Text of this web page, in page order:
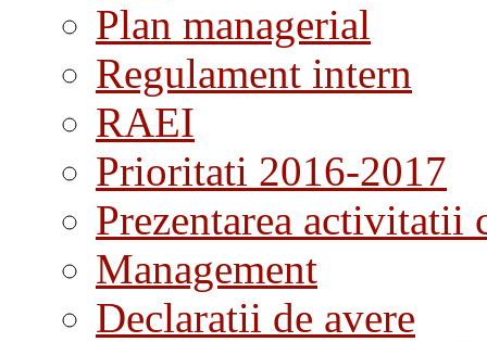
Plan managerial
Regulament intern
RAEI
Prioritati 2016-2017
Prezentarea activitatii
Management
Declaratii de avere